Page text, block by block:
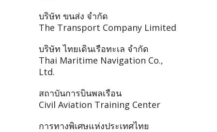
บริษัท ขนส่ง จำกัด
The Transport Company Limited
บริษัท ไทยเดินเรือทะเล จำกัด
Thai Maritime Navigation Co.,
Ltd.
สถาบันการบินพลเรือน
Civil Aviation Training Center
การทางพิเศษแห่งประเทศไทย